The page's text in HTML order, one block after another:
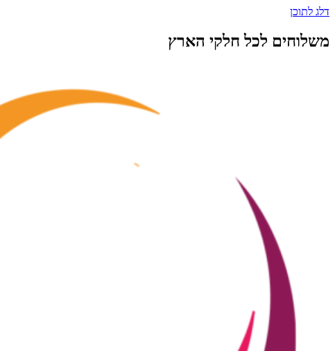
דלג לתוכן
משלוחים לכל חלקי הארץ